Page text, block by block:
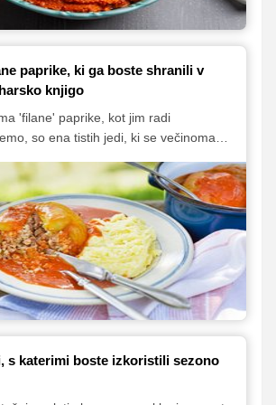
paprike, ki ga boste shranili v
knjigo
'filane' paprike, kot jim radi
so ena tistih jedi, ki se večinoma
vam klasičen recept, na katerega so
babice, ki so znale pripraviti tako
paprike, da smo jih vsi pojedli z užitkom
pomazali do zadnje kapljice.
s katerimi boste izkoristili sezono